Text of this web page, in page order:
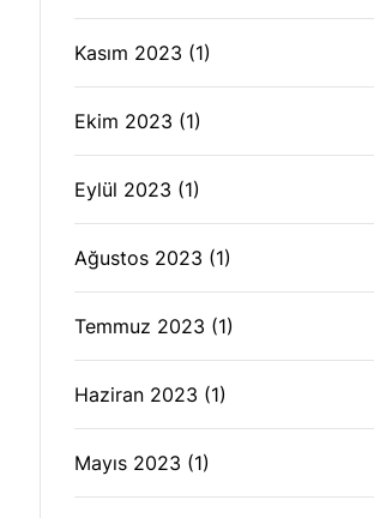
Kasım 2023 (1)
Ekim 2023 (1)
Eylül 2023 (1)
Ağustos 2023 (1)
Temmuz 2023 (1)
Haziran 2023 (1)
Mayıs 2023 (1)